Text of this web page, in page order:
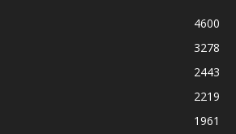
4600
3278
2443
2219
1961